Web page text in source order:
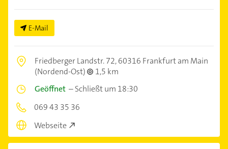
E-Mail
Friedberger Landstr. 72,60316 Frankfurt am Main
(Nordend-Ost)
1,5 km
Geöffnet –Schließt um 18:30
069 43 35 36
Webseite